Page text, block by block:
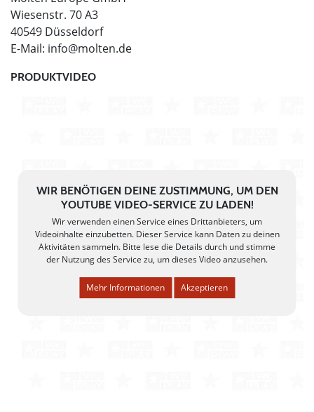
Wiesenstr. 70 A3
40549 Düsseldorf
E-Mail: info@molten.de
PRODUKTVIDEO
WIR BENÖTIGEN DEINE ZUSTIMMUNG, UM DEN
YOUTUBE VIDEO-SERVICE ZU LADEN!
Wir verwenden einen Service eines Drittanbieters, um
Videoinhalte einzubetten. Dieser Service kann Daten zu deinen
Aktivitäten sammeln. Bitte lese die Details durch und stimme
der Nutzung des Service zu, um dieses Video anzusehen.
Mehr Informationen Akzeptieren